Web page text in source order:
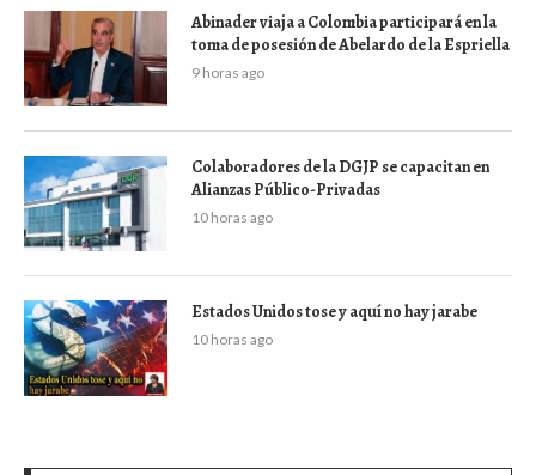
Abinader viaja a Colombia participará en la
toma de posesión de Abelardo de la Espriella
9 horas ago
Colaboradores de la DGJP se capacitan en
Alianzas Público-Privadas
10 horas ago
Estados Unidos tose y aquí no hay jarabe
10 horas ago